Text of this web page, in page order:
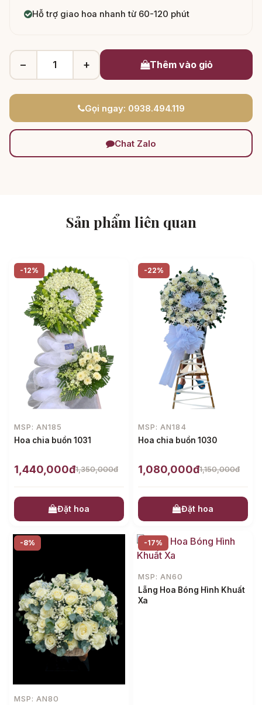
Hỗ trợ giao hoa nhanh từ 60-120 phút
− + Thêm vào giỏ
Gọi ngay: 0938.494.119
Chat Zalo
Sản phẩm liên quan
-12%
MSP: AN185
Hoa chia buồn 1031
1,440,000đ1,350,000đ
Đặt hoa
-22%
MSP: AN184
Hoa chia buồn 1030
1,080,000đ1,150,000đ
Đặt hoa
-8%
MSP: AN80
-17%
MSP: AN60
Lẵng Hoa Bóng Hình Khuất
Xa